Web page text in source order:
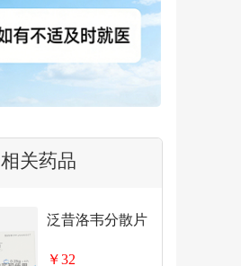
相关药品
泛昔洛韦分散片
￥32